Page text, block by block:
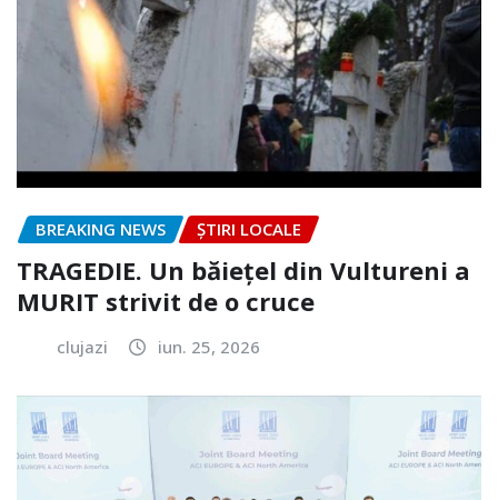
BREAKING NEWS ȘTIRI LOCALE
TRAGEDIE. Un băiețel din Vultureni a
MURIT strivit de o cruce
clujazi iun. 25, 2026